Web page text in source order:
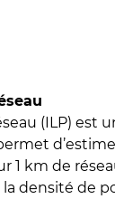
(ILP) est
1 km de
la densité de